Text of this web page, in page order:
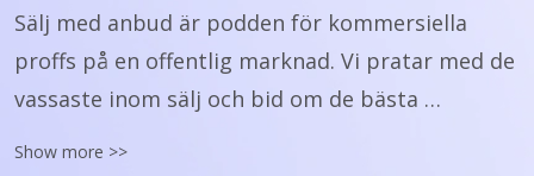
Sälj med anbud är podden för kommersiella
proffs på en offentlig marknad. Vi pratar med de
vassaste inom sälj och bid om de bästa
Show more >>